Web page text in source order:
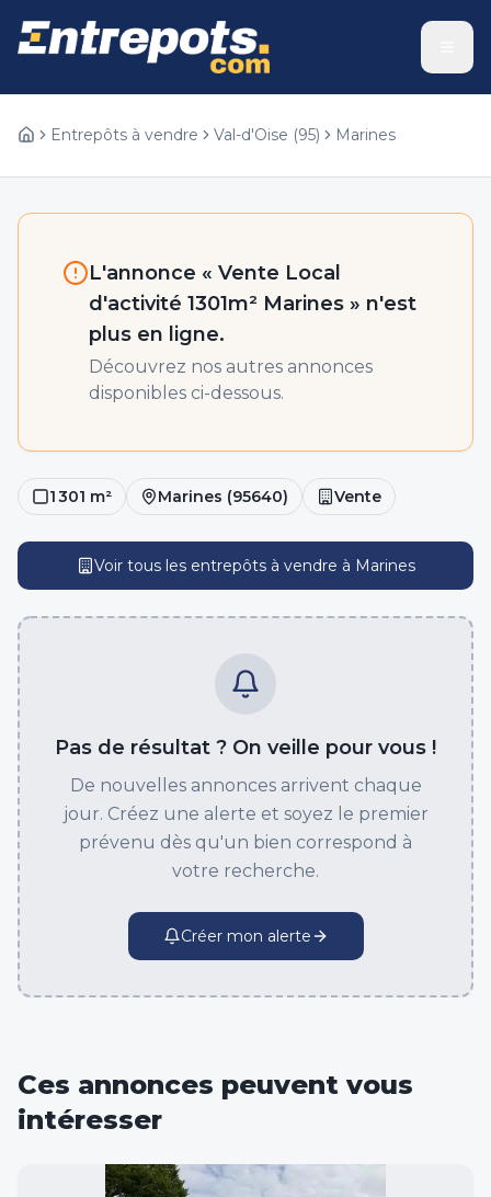
Entrepôts à vendre Val-d'Oise (95) Marines
L'annonce « Vente Local
d'activité 1301m² Marines » n'est
plus en ligne.
Découvrez nos autres annonces
disponibles ci-dessous.
1 301 m² Marines (95640) Vente
Voir tous les entrepôts à vendre à Marines
Pas de résultat ? On veille pour vous !
De nouvelles annonces arrivent chaque
jour. Créez une alerte et soyez le premier
prévenu dès qu'un bien correspond à
votre recherche.
Créer mon alerte
Ces annonces peuvent vous
intéresser